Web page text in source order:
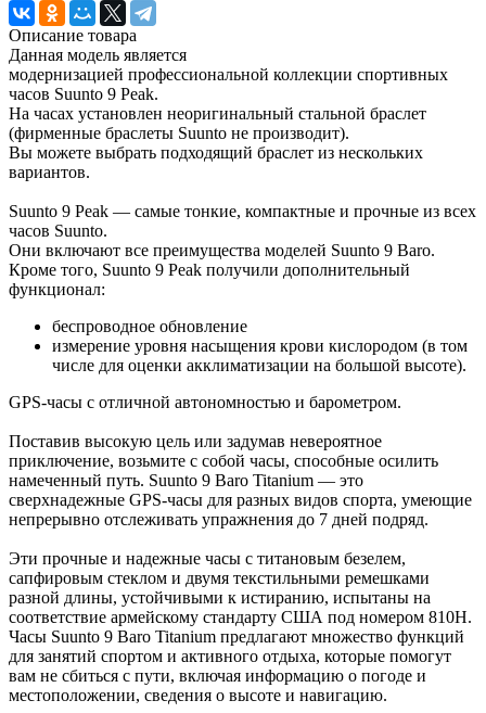
Описание товара
Данная модель является
модернизацией профессиональной коллекции спортивных
часов Suunto 9 Peak.
На часах установлен неоригинальный стальной браслет
(фирменные браслеты Suunto не производит).
Вы можете выбрать подходящий браслет из нескольких
вариантов.
Suunto 9 Peak — самые тонкие, компактные и прочные из всех
часов Suunto.
Они включают все преимущества моделей Suunto 9 Baro.
Кроме того, Suunto 9 Peak получили дополнительный
функционал:
беспроводное обновление
измерение уровня насыщения крови кислородом (в том
числе для оценки акклиматизации на большой высоте).
GPS-часы с отличной автономностью и барометром.
Поставив высокую цель или задумав невероятное
приключение, возьмите с собой часы, способные осилить
намеченный путь. Suunto 9 Baro Titanium — это
сверхнадежные GPS-часы для разных видов спорта, умеющие
непрерывно отслеживать упражнения до 7 дней подряд.
Эти прочные и надежные часы с титановым безелем,
сапфировым стеклом и двумя текстильными ремешками
разной длины, устойчивыми к истиранию, испытаны на
соответствие армейскому стандарту США под номером 810H.
Часы Suunto 9 Baro Titanium предлагают множество функций
для занятий спортом и активного отдыха, которые помогут
вам не сбиться с пути, включая информацию о погоде и
местоположении, сведения о высоте и навигацию.